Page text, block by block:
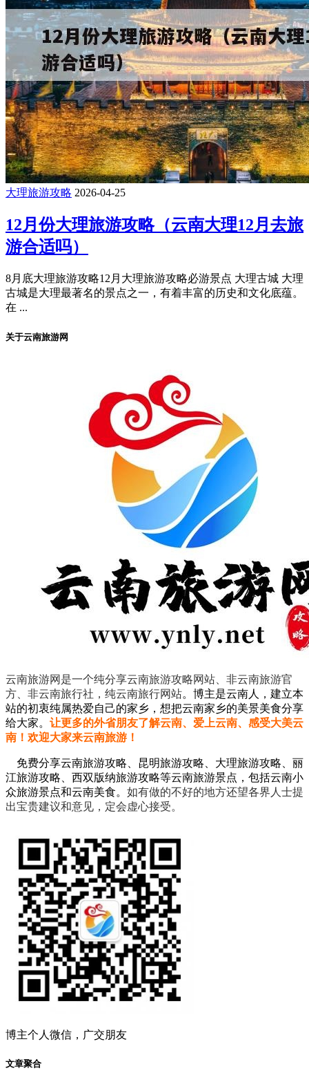
大理旅游攻略 2026-04-25
12月份大理旅游攻略（云南大理12月去旅
游合适吗）
8月底大理旅游攻略12月大理旅游攻略必游景点 大理古城 大理
古城是大理最著名的景点之一，有着丰富的历史和文化底蕴。
在 ...
关于云南旅游网
云南旅游网是一个纯分享云南旅游攻略网站、非云南旅游官
方、非云南旅行社，纯云南旅行网站。 博主是云南人，建立本
站的初衷纯属热爱自己的家乡，想把云南家乡的美景美食分享
给大家。 让更多的外省朋友了解云南、爱上云南、感受大美云
南！欢迎大家来云南旅游！
免费分享云南旅游攻略、昆明旅游攻略、大理旅游攻略、丽
江旅游攻略、西双版纳旅游攻略等云南旅游景点，包括云南小
众旅游景点和云南美食。 如有做的不好的地方还望各界人士提
出宝贵建议和意见，定会虚心接受。
博主个人微信，广交朋友
文章聚合